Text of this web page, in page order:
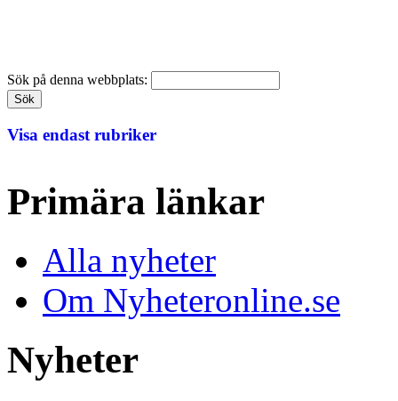
Sök på denna webbplats:
Visa endast rubriker
Primära länkar
Alla nyheter
Om Nyheteronline.se
Nyheter